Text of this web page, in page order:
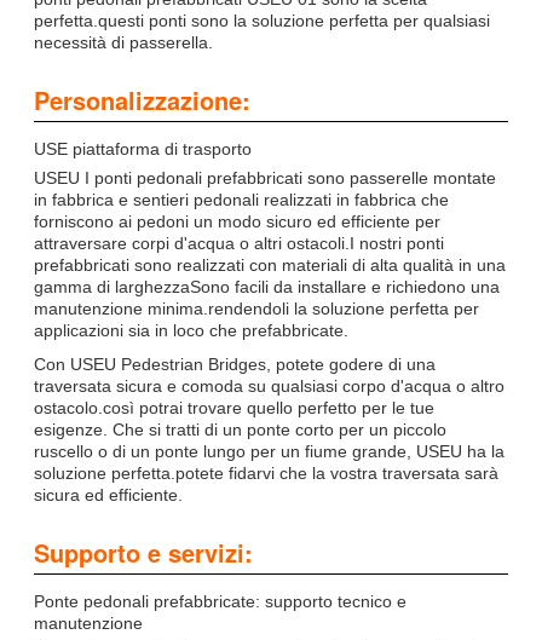
perfetta.questi ponti sono la soluzione perfetta per qualsiasi
necessità di passerella.
Personalizzazione:
USE piattaforma di trasporto
USEU I ponti pedonali prefabbricati sono passerelle montate
in fabbrica e sentieri pedonali realizzati in fabbrica che
forniscono ai pedoni un modo sicuro ed efficiente per
attraversare corpi d'acqua o altri ostacoli.I nostri ponti
prefabbricati sono realizzati con materiali di alta qualità in una
gamma di larghezzaSono facili da installare e richiedono una
manutenzione minima.rendendoli la soluzione perfetta per
applicazioni sia in loco che prefabbricate.
Con USEU Pedestrian Bridges, potete godere di una
traversata sicura e comoda su qualsiasi corpo d'acqua o altro
ostacolo.così potrai trovare quello perfetto per le tue
esigenze. Che si tratti di un ponte corto per un piccolo
ruscello o di un ponte lungo per un fiume grande, USEU ha la
soluzione perfetta.potete fidarvi che la vostra traversata sarà
sicura ed efficiente.
Supporto e servizi:
Ponte pedonali prefabbricate: supporto tecnico e
manutenzione